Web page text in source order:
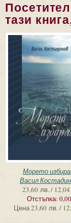
тази
Морето
Васил
23,60 лв. /
Отстъпка: 0,00
Цена23,60 лв. /